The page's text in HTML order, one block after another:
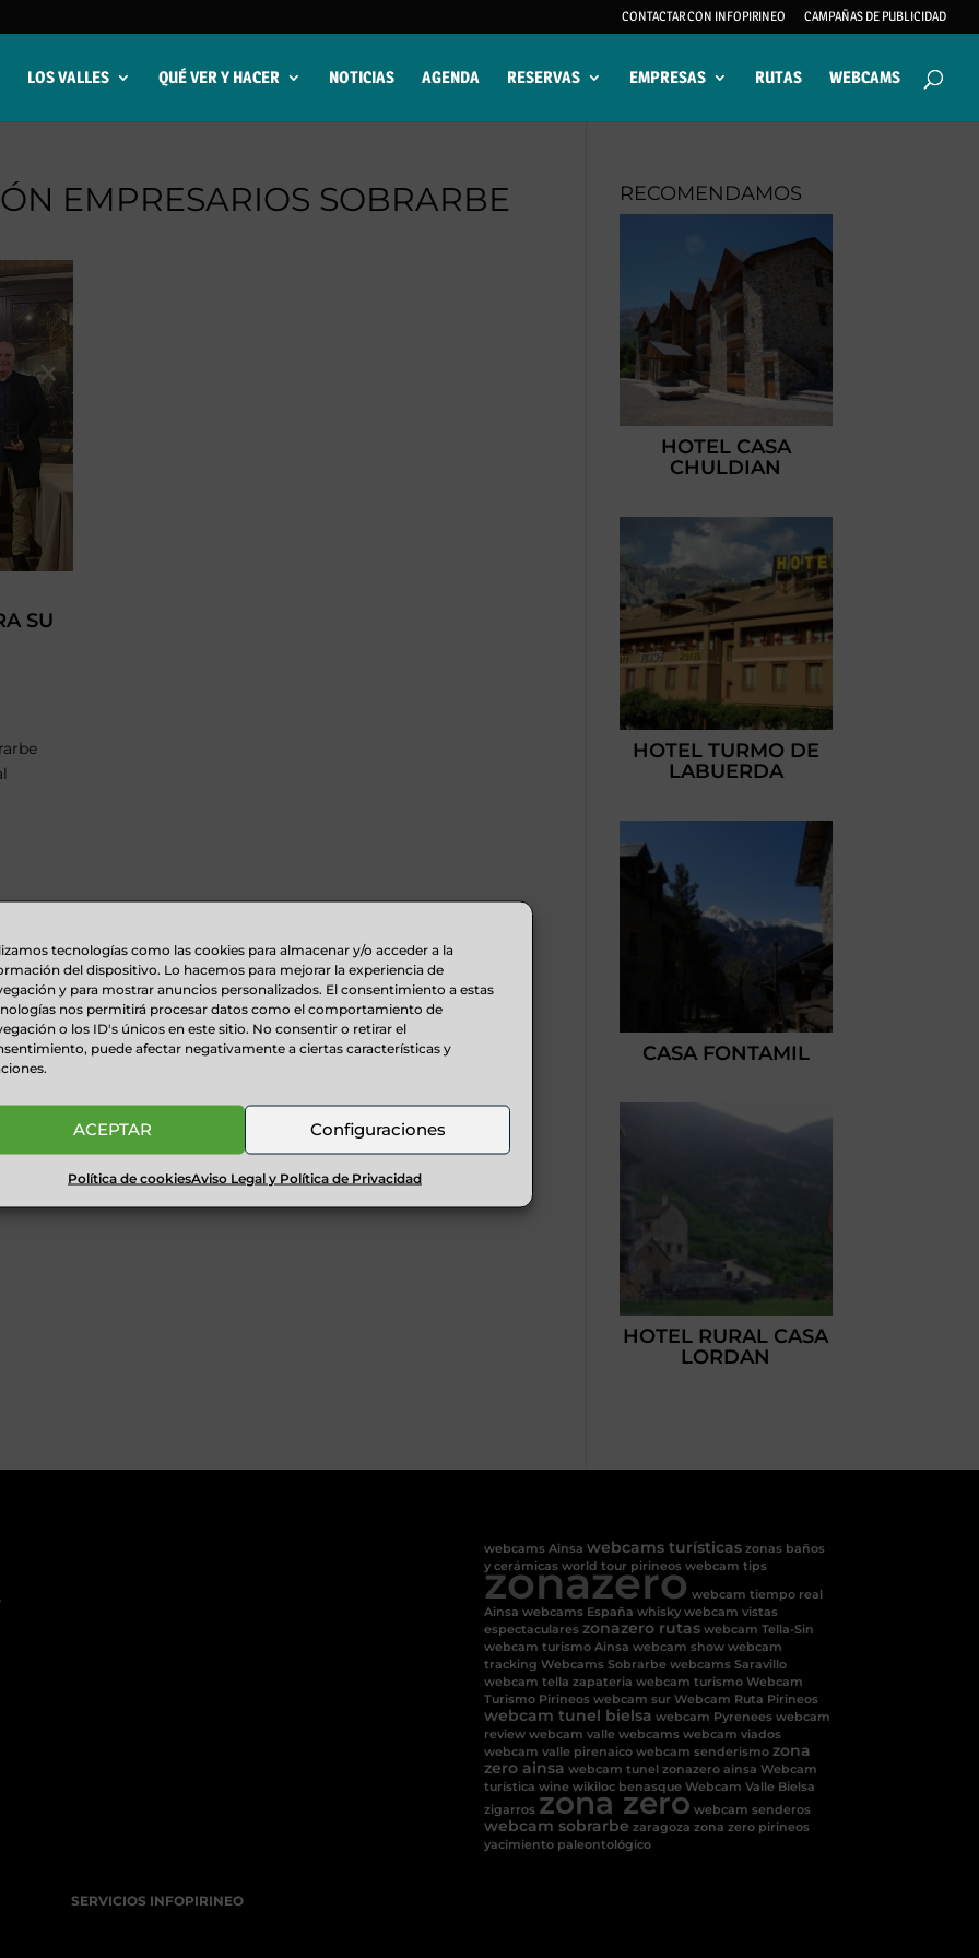
tecnologías como las cookies para almacenar y/o acceder a la
del dispositivo. Lo hacemos para mejorar la experiencia de
y para mostrar anuncios personalizados. El consentimiento a estas
nos permitirá procesar datos como el comportamiento de
o los ID's únicos en este sitio. No consentir o retirar el
puede afectar negativamente a ciertas características y
ACEPTAR Configuraciones
Política de cookiesAviso Legal y Política de Privacidad
CONTACTAR CON INFOPIRINEO CAMPAÑAS DE PUBLICIDAD
LOS VALLES QUÉ VER Y HACER NOTICIAS AGENDA RESERVAS EMPRESAS RUTAS WEBCAMS
EMPRESARIOS SOBRARBE
SU
RECOMENDAMOS
HOTEL CASA
CHULDIAN
HOTEL TURMO DE
LABUERDA
CASA FONTAMIL
HOTEL RURAL CASA
LORDAN
SERVICIOS INFOPIRINEO
webcams Ainsa webcams turísticas zonas baños
y cerámicas world tour pirineos webcam tips
zonazero webcam tiempo real
Ainsa webcams España whisky webcam vistas
espectaculares zonazero rutas webcam Tella-Sin
webcam turismo Ainsa webcam show webcam
tracking Webcams Sobrarbe webcams Saravillo
webcam tella zapateria webcam turismo Webcam
Turismo Pirineos webcam sur Webcam Ruta Pirineos
webcam tunel bielsa webcam Pyrenees webcam
review webcam valle webcams webcam viados
webcam valle pirenaico webcam senderismo zona
zero ainsa webcam tunel zonazero ainsa Webcam
turística wine wikiloc benasque Webcam Valle Bielsa
zigarros zona zero webcam senderos
webcam sobrarbe zaragoza zona zero pirineos
yacimiento paleontológico